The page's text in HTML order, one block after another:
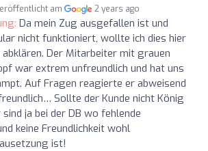
am 2 years ago
Da mein Zug ausgefallen ist und
nicht funktioniert, wollte ich dies hier
Der Mitarbeiter mit grauen
war extrem unfreundlich und hat uns
Auf Fragen reagierte er abweisend
Sollte der Kunde nicht König
ja bei der DB wo fehlende
keine Freundlichkeit wohl
ist!